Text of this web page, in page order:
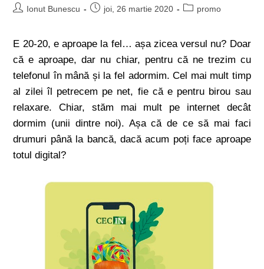
Ionut Bunescu joi, 26 martie 2020 promo
E 20-20, e aproape la fel… așa zicea versul nu? Doar
că e aproape, dar nu chiar, pentru că ne trezim cu
telefonul în mână și la fel adormim. Cel mai mult timp
al zilei îl petrecem pe net, fie că e pentru birou sau
relaxare. Chiar, stăm mai mult pe internet decât
dormim (unii dintre noi). Așa că de ce să mai faci
drumuri până la bancă, dacă acum poți face aproape
totul digital?